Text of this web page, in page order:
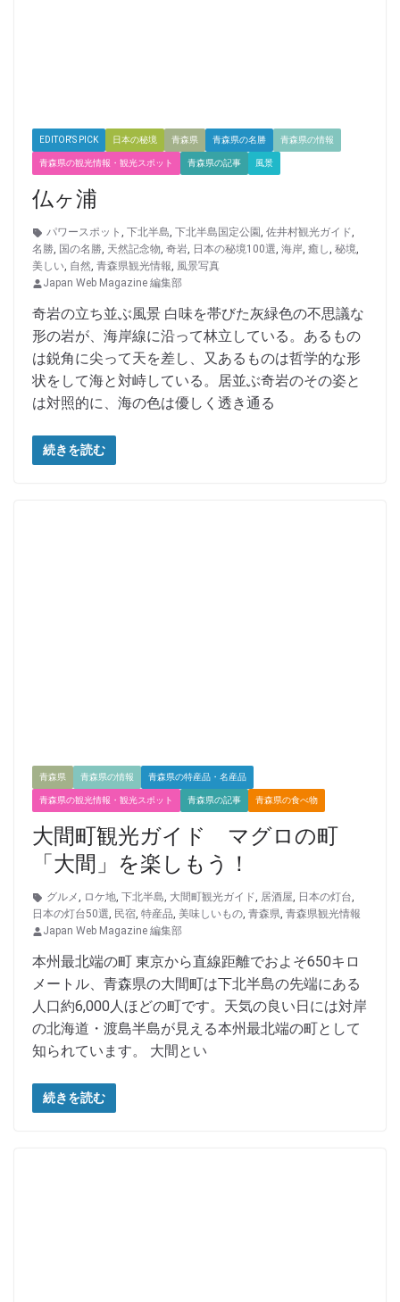
EDITOR'S PICK 日本の秘境 青森県 青森県の名勝 青森県の情報
青森県の観光情報・観光スポット 青森県の記事 風景
仏ヶ浦
パワースポット , 下北半島, 下北半島国定公園, 佐井村観光ガイド,
名勝, 国の名勝, 天然記念物, 奇岩, 日本の秘境100選, 海岸, 癒し, 秘境,
美しい, 自然, 青森県観光情報, 風景写真
Japan Web Magazine 編集部
奇岩の立ち並ぶ風景 白味を帯びた灰緑色の不思議な
形の岩が、海岸線に沿って林立している。あるもの
は鋭角に尖って天を差し、又あるものは哲学的な形
状をして海と対峙している。居並ぶ奇岩のその姿と
は対照的に、海の色は優しく透き通る
続きを読む
青森県 青森県の情報 青森県の特産品・名産品
青森県の観光情報・観光スポット 青森県の記事 青森県の食べ物
大間町観光ガイド マグロの町
「大間」を楽しもう！
グルメ, ロケ地, 下北半島, 大間町観光ガイド, 居酒屋, 日本の灯台,
日本の灯台50選, 民宿, 特産品, 美味しいもの, 青森県, 青森県観光情報
Japan Web Magazine 編集部
本州最北端の町 東京から直線距離でおよそ650キロ
メートル、青森県の大間町は下北半島の先端にある
人口約6,000人ほどの町です。天気の良い日には対岸
の北海道・渡島半島が見える本州最北端の町として
知られています。 大間とい
続きを読む